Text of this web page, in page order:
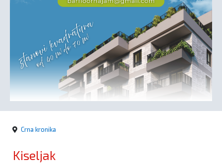
Crna
kronika
Politika
Crna kronika
Kiseljak